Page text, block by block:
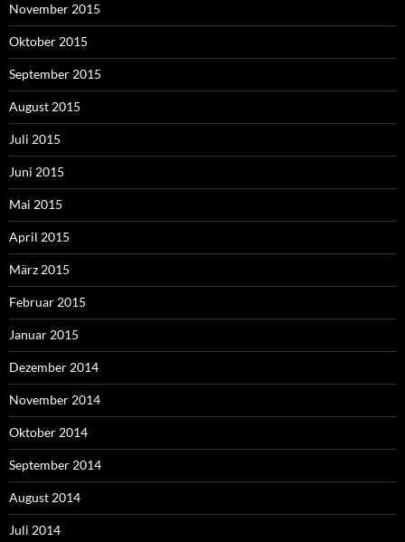
November 2015
Oktober 2015
September 2015
August 2015
Juli 2015
Juni 2015
Mai 2015
April 2015
März 2015
Februar 2015
Januar 2015
Dezember 2014
November 2014
Oktober 2014
September 2014
August 2014
Juli 2014